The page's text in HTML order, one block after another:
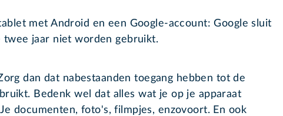
met Android en een Google-account: Google sluit
twee jaar niet worden gebruikt.
dan dat nabestaanden toegang hebben tot de
Bedenk wel dat alles wat je op je apparaat
documenten, foto's, filmpjes, enzovoort. En ook